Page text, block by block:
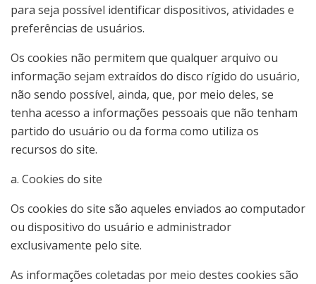
para seja possível identificar dispositivos, atividades e
preferências de usuários.
Os cookies não permitem que qualquer arquivo ou
informação sejam extraídos do disco rígido do usuário,
não sendo possível, ainda, que, por meio deles, se
tenha acesso a informações pessoais que não tenham
partido do usuário ou da forma como utiliza os
recursos do site.
a. Cookies do site
Os cookies do site são aqueles enviados ao computador
ou dispositivo do usuário e administrador
exclusivamente pelo site.
As informações coletadas por meio destes cookies são